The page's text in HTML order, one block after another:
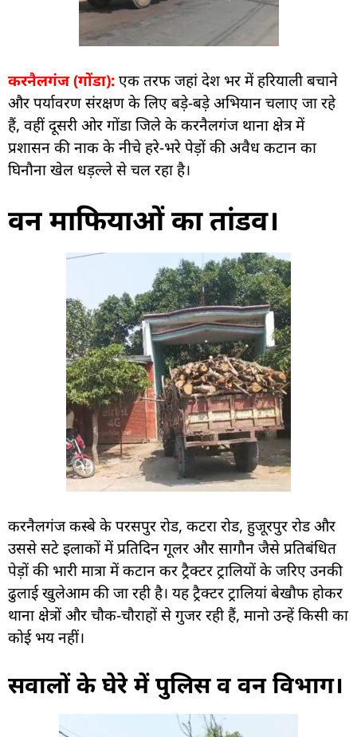
करनैलगंज (गोंडा):एक तरफ जहां देश भर में हरियाली बचाने
और पर्यावरण संरक्षण के लिए बड़े-बड़े अभियान चलाए जा रहे
हैं, वहीं दूसरी ओर गोंडा जिले के करनैलगंज थाना क्षेत्र में
प्रशासन की नाक के नीचे हरे-भरे पेड़ों की अवैध कटान का
घिनौना खेल धड़ल्ले से चल रहा है।
वन माफियाओं का तांडव।
करनैलगंज कस्बे के परसपुर रोड, कटरा रोड, हुजूरपुर रोड और
उससे सटे इलाकों में प्रतिदिन गूलर और सागौन जैसे प्रतिबंधित
पेड़ों की भारी मात्रा में कटान कर ट्रैक्टर ट्रालियों के जरिए उनकी
ढुलाई खुलेआम की जा रही है। यह ट्रैक्टर ट्रालियां बेखौफ होकर
थाना क्षेत्रों और चौक-चौराहों से गुजर रही हैं, मानो उन्हें किसी का
कोई भय नहीं।
सवालों के घेरे में पुलिस व वन विभाग।